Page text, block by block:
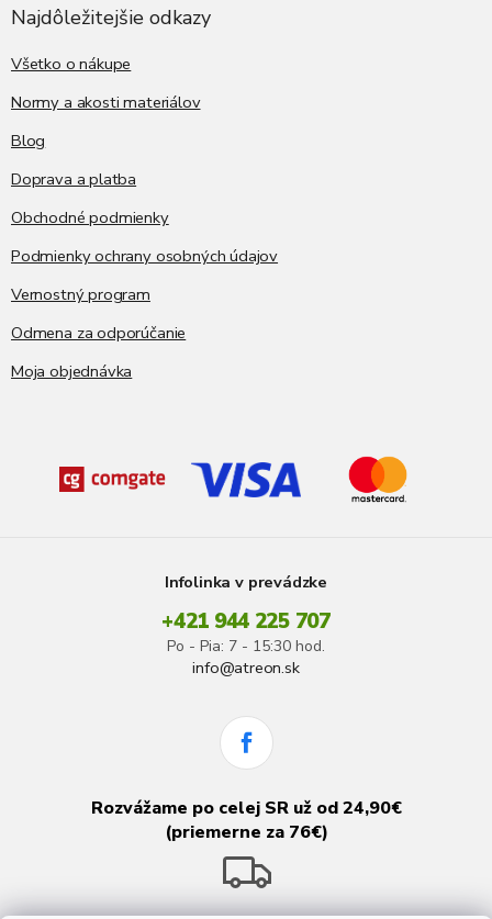
Najdôležitejšie odkazy
Všetko o nákupe
Normy a akosti materiálov
Blog
Doprava a platba
Obchodné podmienky
Podmienky ochrany osobných údajov
Vernostný program
Odmena za odporúčanie
Moja objednávka
Infolinka v prevádzke
+421 944 225 707
Po - Pia: 7 - 15:30 hod.
info@atreon.sk
Rozvážame po celej SR už od 24,90€
(priemerne za 76€)